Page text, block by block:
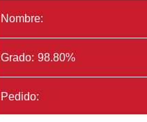
Nombre:
Grado: 98.80%
Pedido: